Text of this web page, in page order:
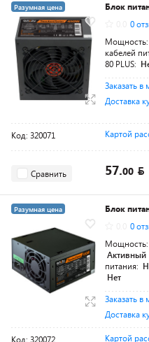
Разумная цена
Блок
0
Мощность:
кабелей
80 PLUS:
Заказать в
Доставка
Код: 320071 Картой
Сравнить 57.00
Разумная цена
Блок
0
Мощность:
Активный
питания:
Нет
Заказать в
Доставка
Код: 320072 Картой